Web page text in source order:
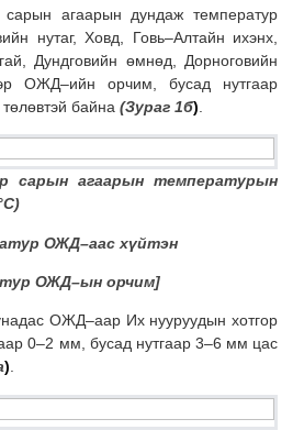
агаарын дундаж температур
нутаг, Ховд, Говь–Алтайн ихэнх,
Дундговийн өмнөд, Дорноговийн
ОЖД–ийн орчим, бусад нутгаар
байна (Зураг 1б)
сарын агаарын температурын
)
ОЖД–аас хүйтэн
ОЖД–ын орчим]
ОЖД–аар Их нууруудын хотгор
0–2 мм, бусад нутгаар 3–6 мм цас
).